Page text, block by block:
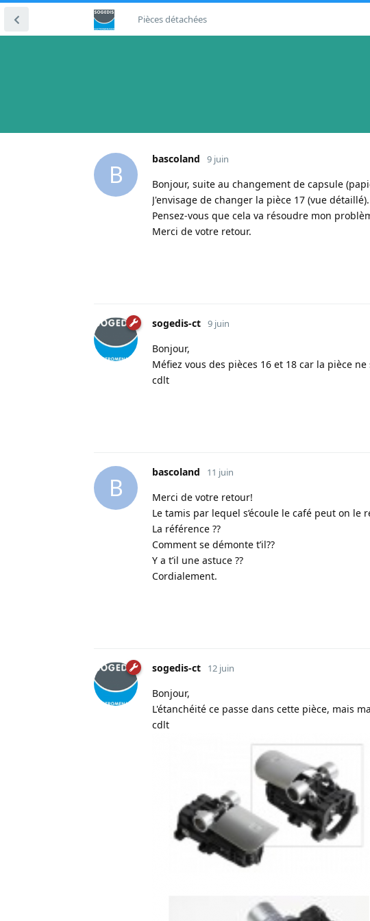
Pièces détachées
B
bascoland 9 juin
Bonjour, suite au changement de capsule
J'envisage de changer la pièce 17 (vue détaillé).
Pensez-vous que cela va résoudre mon
Merci de votre retour.
sogedis-ct 9 juin
Bonjour,
Méfiez vous des pièces 16 et 18 car la pièce
cdlt
B
bascoland 11 juin
Merci de votre retour!
Le tamis par lequel s’écoule le café peut on le
La référence ??
Comment se démonte t’il??
Y a t’il une astuce ??
Cordialement.
sogedis-ct 12 juin
Bonjour,
L'étanchéité ce passe dans cette pièce, mais
cdlt